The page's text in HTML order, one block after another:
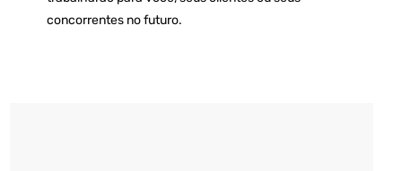
concorrentes no futuro.